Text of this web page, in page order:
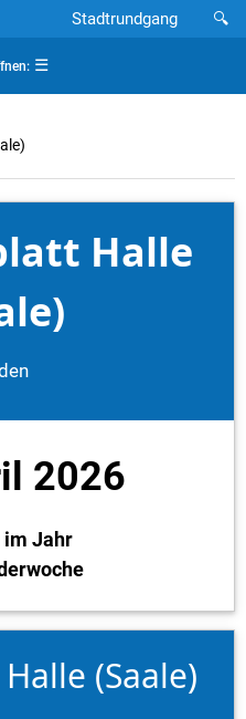
🔍
Stadtrundgang
☰
Halle
2026
im Jahr
(Saale)